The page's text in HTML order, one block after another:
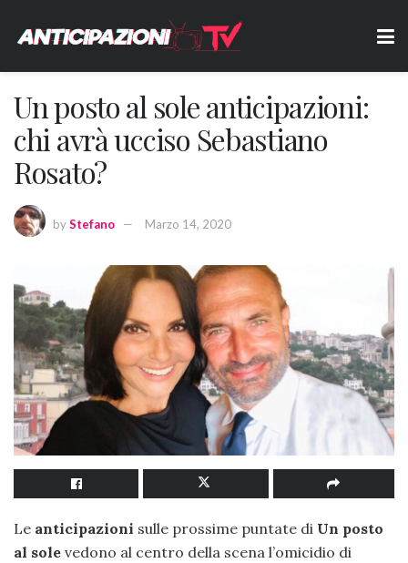
Un posto al sole anticipazioni:
chi avrà ucciso Sebastiano
Rosato?
byStefano Marzo 14, 2020
Le anticipazioni sulle prossime puntate di Un posto
al sole vedono al centro della scena l’omicidio di